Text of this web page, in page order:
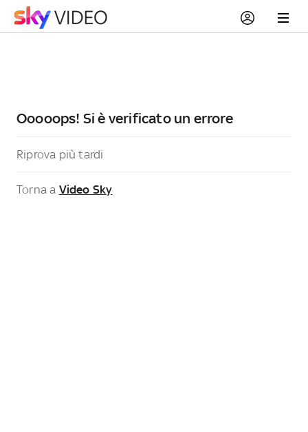
Ooooops! Si è verificato un errore
Riprova più tardi
Torna a Video Sky